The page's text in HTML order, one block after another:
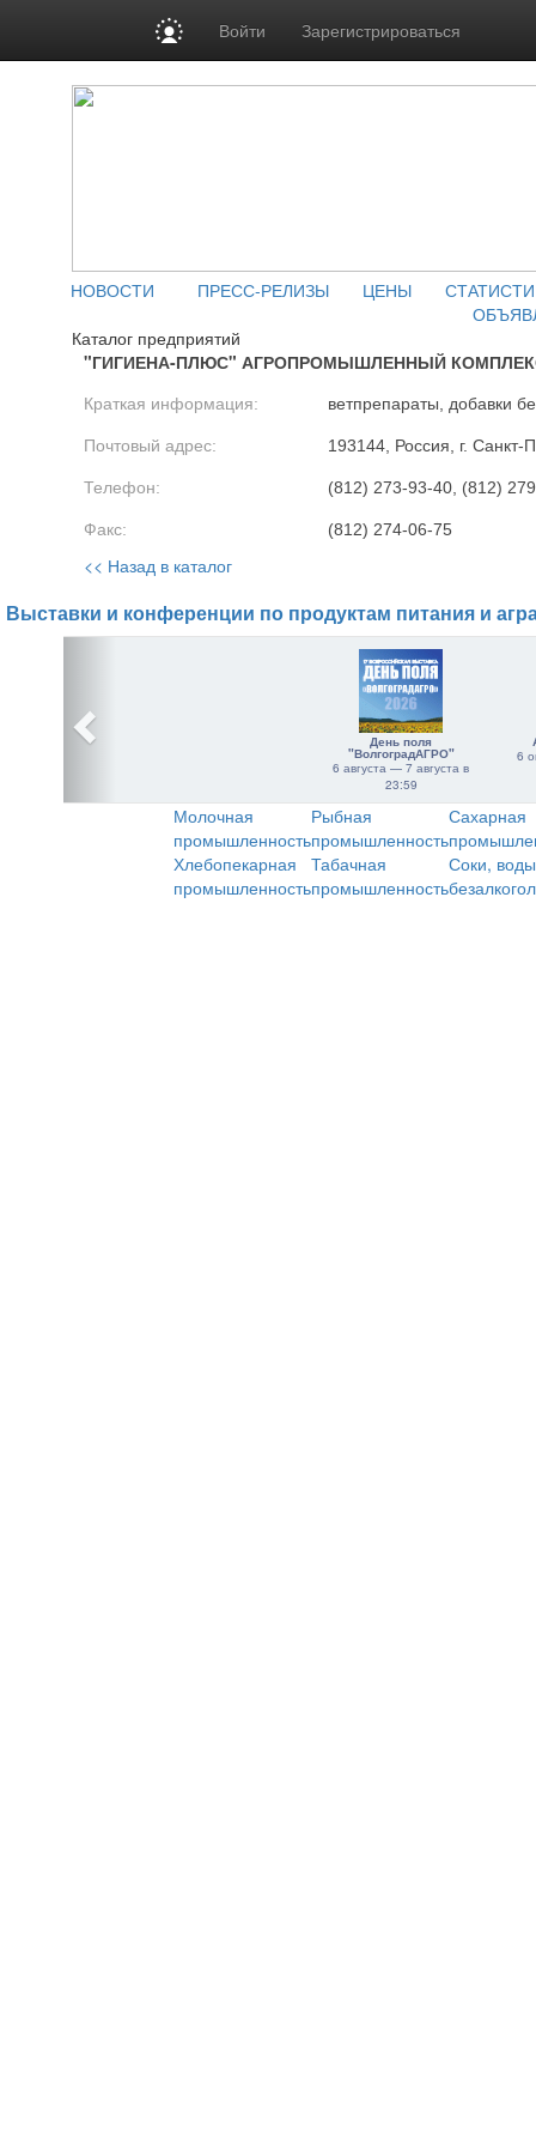
Войти Зарегистрироваться
НОВОСТИ ПРЕСС-РЕЛИЗЫ ЦЕНЫ
Каталог предприятий
"ГИГИЕНА-ПЛЮС" АГРОПРОМЫШЛЕННЫЙ
Краткая информация: ветпрепараты, добавки
Почтовый адрес: 193144, Россия, г. Санкт-
Телефон: (812) 273-93-40, (812)
Факс: (812) 274-06-75
<< Назад в каталог
Выставки и конференции по продуктам питания и
День поля
"ВолгоградАГРО"
6 августа — 7 августа в
23:59
6
Молочная
промышленность
Рыбная
промышленность
Сахарная
Хлебопекарная
промышленность
Табачная
промышленность
Соки,